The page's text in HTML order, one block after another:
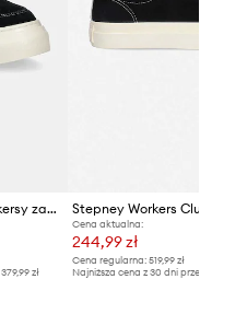
Stepney Workers Club sneakersy zamszowe Pearl S-Strike Suede
379,99 zł
Cena aktualna:
244,99 zł
Cena regularna: 519,99 zł
Najniższa cena z 30 dni przed obniżką: